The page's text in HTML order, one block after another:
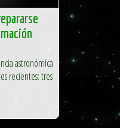
astronómica
recientes: tres